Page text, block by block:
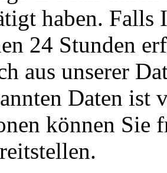
haben. Falls
24 Stunden
aus unserer
Daten ist
können Sie